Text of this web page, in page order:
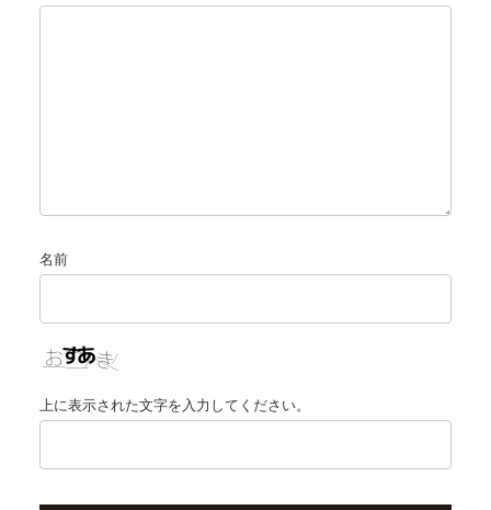
名前
上に表示された文字を入力してください。